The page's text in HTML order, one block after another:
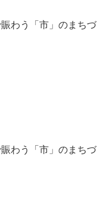
わう「市」のまちづ
わう「市」のまちづ